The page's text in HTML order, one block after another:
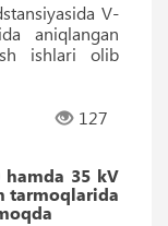
V-
aniqlangan
ishlari olib
127
hamda 35 kV
tarmoqlarida